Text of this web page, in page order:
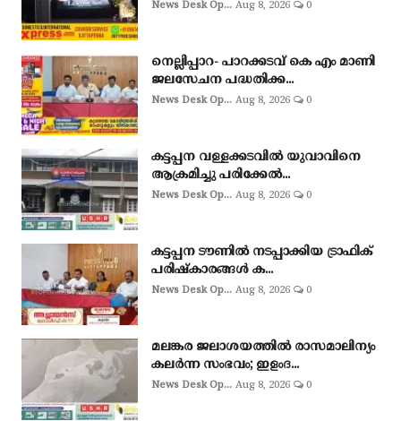
News Desk Op... Aug 8, 2026 0
നെല്ലിപ്പാറ- പാറക്കടവ് കെ എം മാണി
ജലസേചന പദ്ധതിക്ക...
News Desk Op... Aug 8, 2026 0
കട്ടപ്പന വള്ളക്കടവിൽ യുവാവിനെ
ആക്രമിച്ചു പരിക്കേൽ...
News Desk Op... Aug 8, 2026 0
കട്ടപ്പന ടൗണിൽ നടപ്പാക്കിയ ട്രാഫിക്
പരിഷ്കാരങ്ങൾ ക...
News Desk Op... Aug 8, 2026 0
മലങ്കര ജലാശയത്തിൽ രാസമാലിന്യം
കലർന്ന സംഭവം; ഇളംദ...
News Desk Op... Aug 8, 2026 0